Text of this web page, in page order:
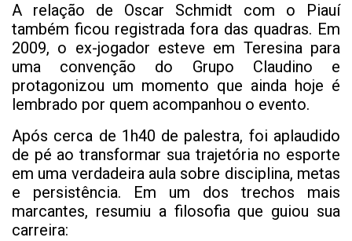
A relação de Oscar Schmidt com o Piauí
também ficou registrada fora das quadras. Em
2009, o ex-jogador esteve em Teresina para
uma convenção do Grupo Claudino e
protagonizou um momento que ainda hoje é
lembrado por quem acompanhou o evento.
Após cerca de 1h40 de palestra, foi aplaudido
de pé ao transformar sua trajetória no esporte
em uma verdadeira aula sobre disciplina, metas
e persistência. Em um dos trechos mais
marcantes, resumiu a filosofia que guiou sua
carreira: